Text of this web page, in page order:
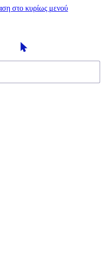
στο κυρίως μενού